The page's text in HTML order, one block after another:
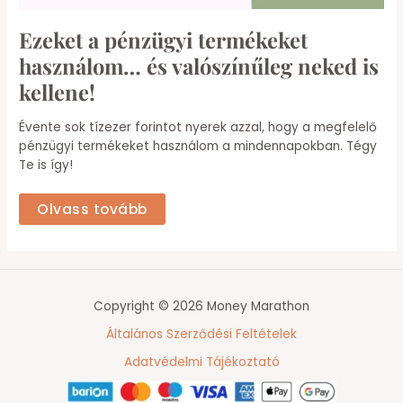
Ezeket a pénzügyi termékeket
használom… és valószínűleg neked is
kellene!
Évente sok tízezer forintot nyerek azzal, hogy a megfelelő
pénzügyi termékeket használom a mindennapokban. Tégy
Te is így!
Olvass tovább
Copyright © 2026 Money Marathon
Általános Szerződési Feltételek
Adatvédelmi Tájékoztató